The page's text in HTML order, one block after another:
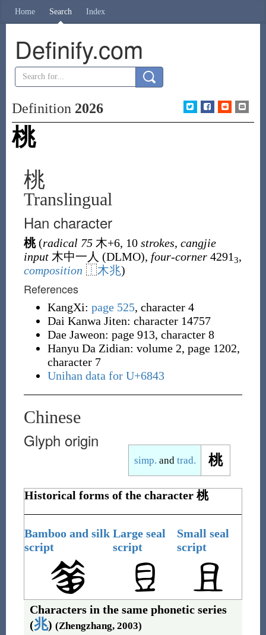
Home Search Index
Definify.com
Definition 2026
桃
桃
Translingual
Han character
桃(radical 75 木+6, 10 strokes, cangjie
input木中一人 (DLMO), four-corner 42913,
composition ⿰木兆)
References
KangXi: page 525, character 4
Dai Kanwa Jiten: character 14757
Dae Jaweon: page 913, character 8
Hanyu Da Zidian: volume 2, page 1202,
character 7
Unihan data for U+6843
Chinese
simp. and trad. 桃
Glyph origin
Historical forms of the character 桃
Bamboo and silk
script
Large seal
script
Small seal
script
Characters in the same phonetic series
(兆) (Zhengzhang, 2003)